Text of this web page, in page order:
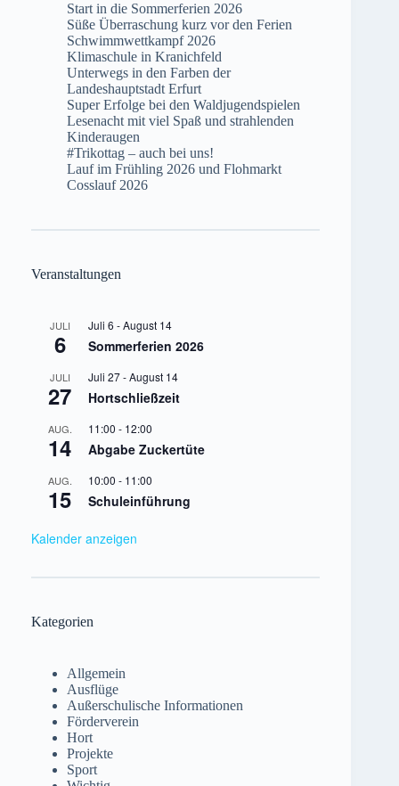
Start in die Sommerferien 2026
Süße Überraschung kurz vor den Ferien
Schwimmwettkampf 2026
Klimaschule in Kranichfeld
Unterwegs in den Farben der
Landeshauptstadt Erfurt
Super Erfolge bei den Waldjugendspielen
Lesenacht mit viel Spaß und strahlenden
Kinderaugen
#Trikottag – auch bei uns!
Lauf im Frühling 2026 und Flohmarkt
Cosslauf 2026
Veranstaltungen
JULI
6
Juli 6 -August 14
Sommerferien 2026
JULI
27
Juli 27-August 14
Hortschließzeit
AUG.
14
11:00 - 12:00
Abgabe Zuckertüte
AUG.
15
10:00 - 11:00
Schuleinführung
Kalender anzeigen
Kategorien
Allgemein
Ausflüge
Außerschulische Informationen
Förderverein
Hort
Projekte
Sport